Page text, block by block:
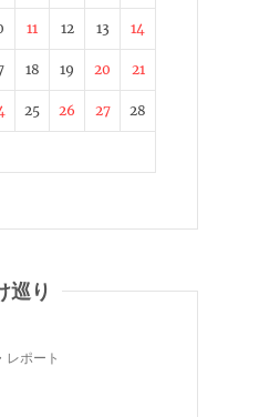
11 12 13 14
18 19 20 21
25 26 27 28
巡り
レポート